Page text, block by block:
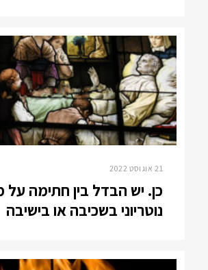
21 אוגוסט 2022
כן. יש הבדל בין חתימה
נוטריוני בשכיבה או בישיבה